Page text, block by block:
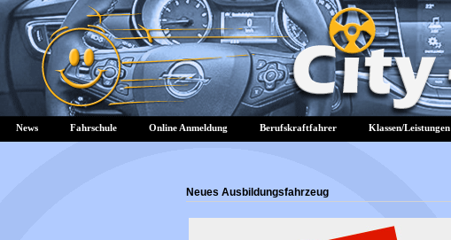
News Fahrschule Online Anmeldung Berufskraftfahrer Klassen/Leistungen
Neues Ausbildungsfahrzeug